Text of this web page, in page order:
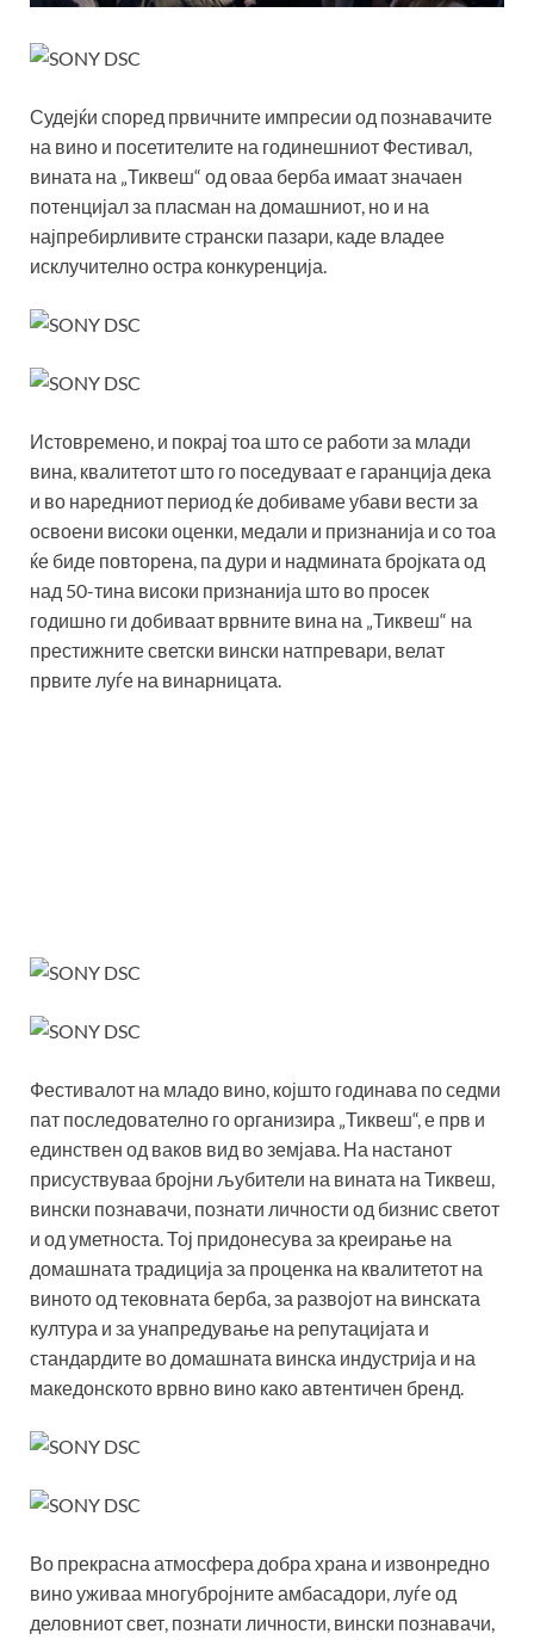
Судејќи според првичните импресии од познавачите
на вино и посетителите на годинешниот Фестивал,
вината на „Тиквеш“ од оваа берба имаат значаен
потенцијал за пласман на домашниот, но и на
најпребирливите странски пазари, каде владее
исклучително остра конкуренција.
Истовремено, и покрај тоа што се работи за млади
вина, квалитетот што го поседуваат е гаранција дека
и во наредниот период ќе добиваме убави вести за
освоени високи оценки, медали и признанија и со тоа
ќе биде повторена, па дури и надмината бројката од
над 50-тина високи признанија што во просек
годишно ги добиваат врвните вина на „Тиквеш“ на
престижните светски вински натпревари, велат
првите луѓе на винарницата.
Фестивалот на младо вино, којшто годинава по седми
пат последователно го организира „Тиквеш“, е прв и
единствен од ваков вид во земјава. На настанот
присуствуваа бројни љубители на вината на Тиквеш,
вински познавачи, познати личности од бизнис светот
и од уметноста. Тој придонесува за креирање на
домашната традиција за проценка на квалитетот на
виното од тековната берба, за развојот на винската
култура и за унапредување на репутацијата и
стандардите во домашната винска индустрија и на
македонското врвно вино како автентичен бренд.
Во прекрасна атмосфера добра храна и извонредно
вино уживаа многубројните амбасадори, луѓе од
деловниот свет, познати личности, вински познавачи,